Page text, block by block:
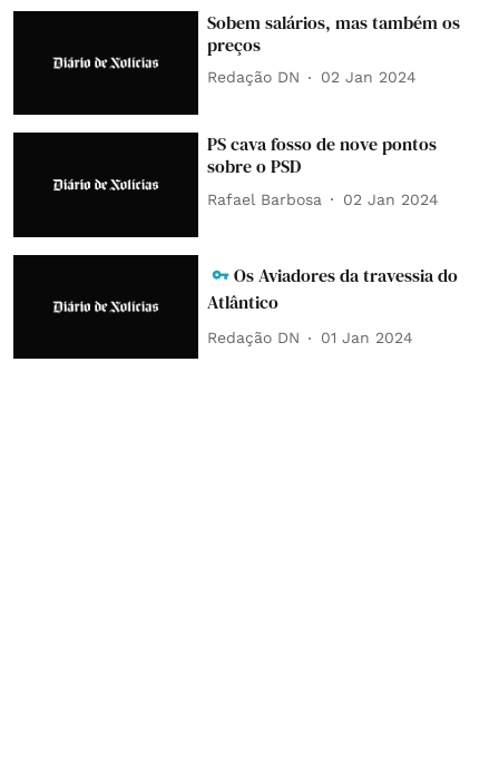
Sobem salários, mas também os
preços
Redação DN 02 Jan 2024
PS cava fosso de nove pontos
sobre o PSD
Rafael Barbosa 02 Jan 2024
Os Aviadores da travessia do
Atlântico
Redação DN 01 Jan 2024